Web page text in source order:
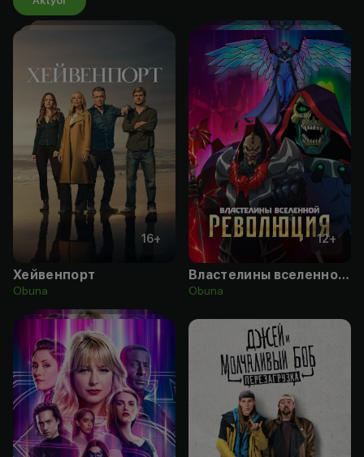
16+
Хейвенпорт
Obuna
12+
Властелины вселенной: Революция
Obuna